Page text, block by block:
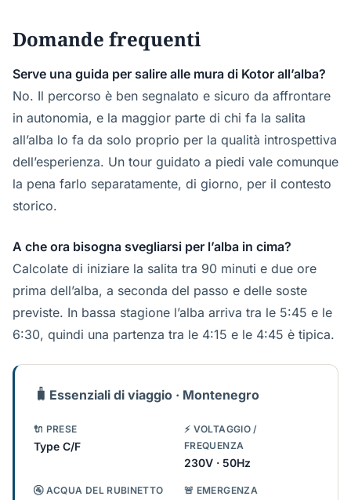
Domande frequenti
Serve una guida per salire alle mura di Kotor all’alba?
No. Il percorso è ben segnalato e sicuro da affrontare
in autonomia, e la maggior parte di chi fa la salita
all’alba lo fa da solo proprio per la qualità introspettiva
dell’esperienza. Un tour guidato a piedi vale comunque
la pena farlo separatamente, di giorno, per il contesto
storico.
A che ora bisogna svegliarsi per l’alba in cima?
Calcolate di iniziare la salita tra 90 minuti e due ore
prima dell’alba, a seconda del passo e delle soste
previste. In bassa stagione l’alba arriva tra le 5:45 e le
6:30, quindi una partenza tra le 4:15 e le 4:45 è tipica.
🧳 Essenziali di viaggio · Montenegro
🔌 PRESE
Type C/F
⚡ VOLTAGGIO /
FREQUENZA
230V · 50Hz
🚰 ACQUA DEL RUBINETTO 🚨 EMERGENZA